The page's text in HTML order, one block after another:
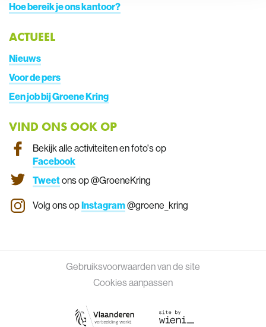
Hoe bereik je ons kantoor?
ACTUEEL
Nieuws
Voor de pers
Een job bij Groene Kring
VIND ONS OOK OP
Bekijk alle activiteiten en foto's op
Facebook
Tweetons op @GroeneKring
Volg ons opInstagram@groene_kring
Gebruiksvoorwaarden van de site
Cookies aanpassen